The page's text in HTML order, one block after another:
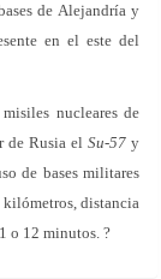
de Alejandría y
en el este del
nucleares de
de Rusia el Su-57 y
de bases militares
kilómetros, distancia
o 12 minutos. ?